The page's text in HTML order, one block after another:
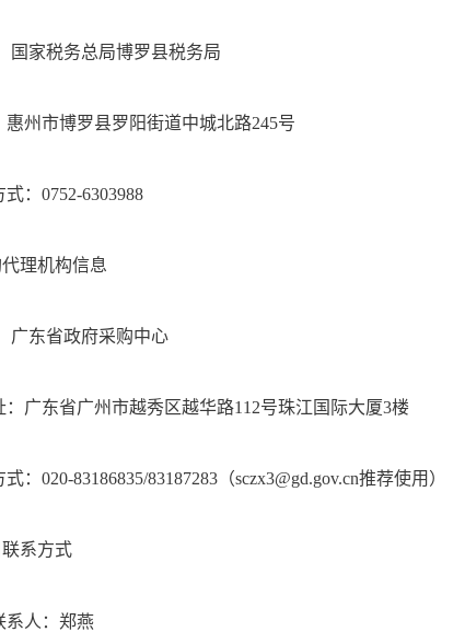
国家税务总局博罗县税务局
惠州市博罗县罗阳街道中城北路245号
式：0752-6303988
理机构信息
：广东省政府采购中心
广东省广州市越秀区越华路112号珠江国
式：020-83186835/83187283（
系方式
系人：郑燕